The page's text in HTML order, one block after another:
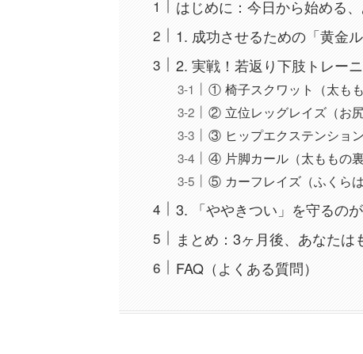
はじめに：今日から始める
1. 成功させるための「黄金ル
2. 実戦！若返り下肢トレー
① 椅子スクワット（太もも
② 立位レッグレイズ（お尻
③ ヒップエクステンション
④ 片脚カール（太ももの裏
⑤ カーフレイズ（ふくらは
3. 「ややきつい」を守るの
まとめ：3ヶ月後、あなたは
FAQ（よくある質問）